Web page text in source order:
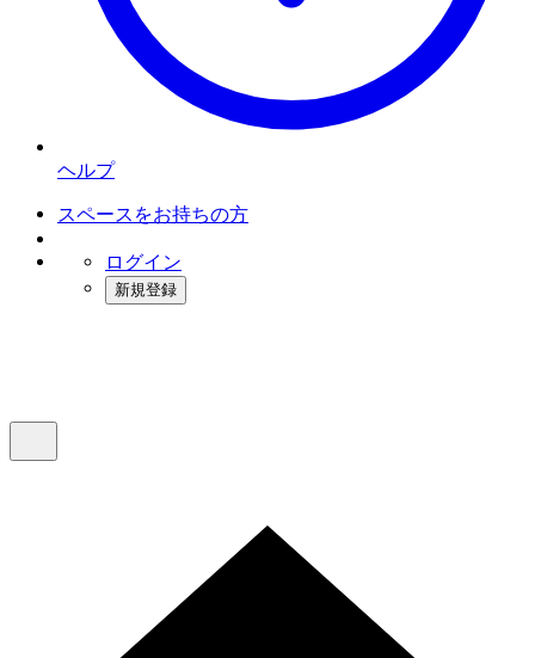
ヘルプ
スペースをお持ちの方
ログイン
新規登録